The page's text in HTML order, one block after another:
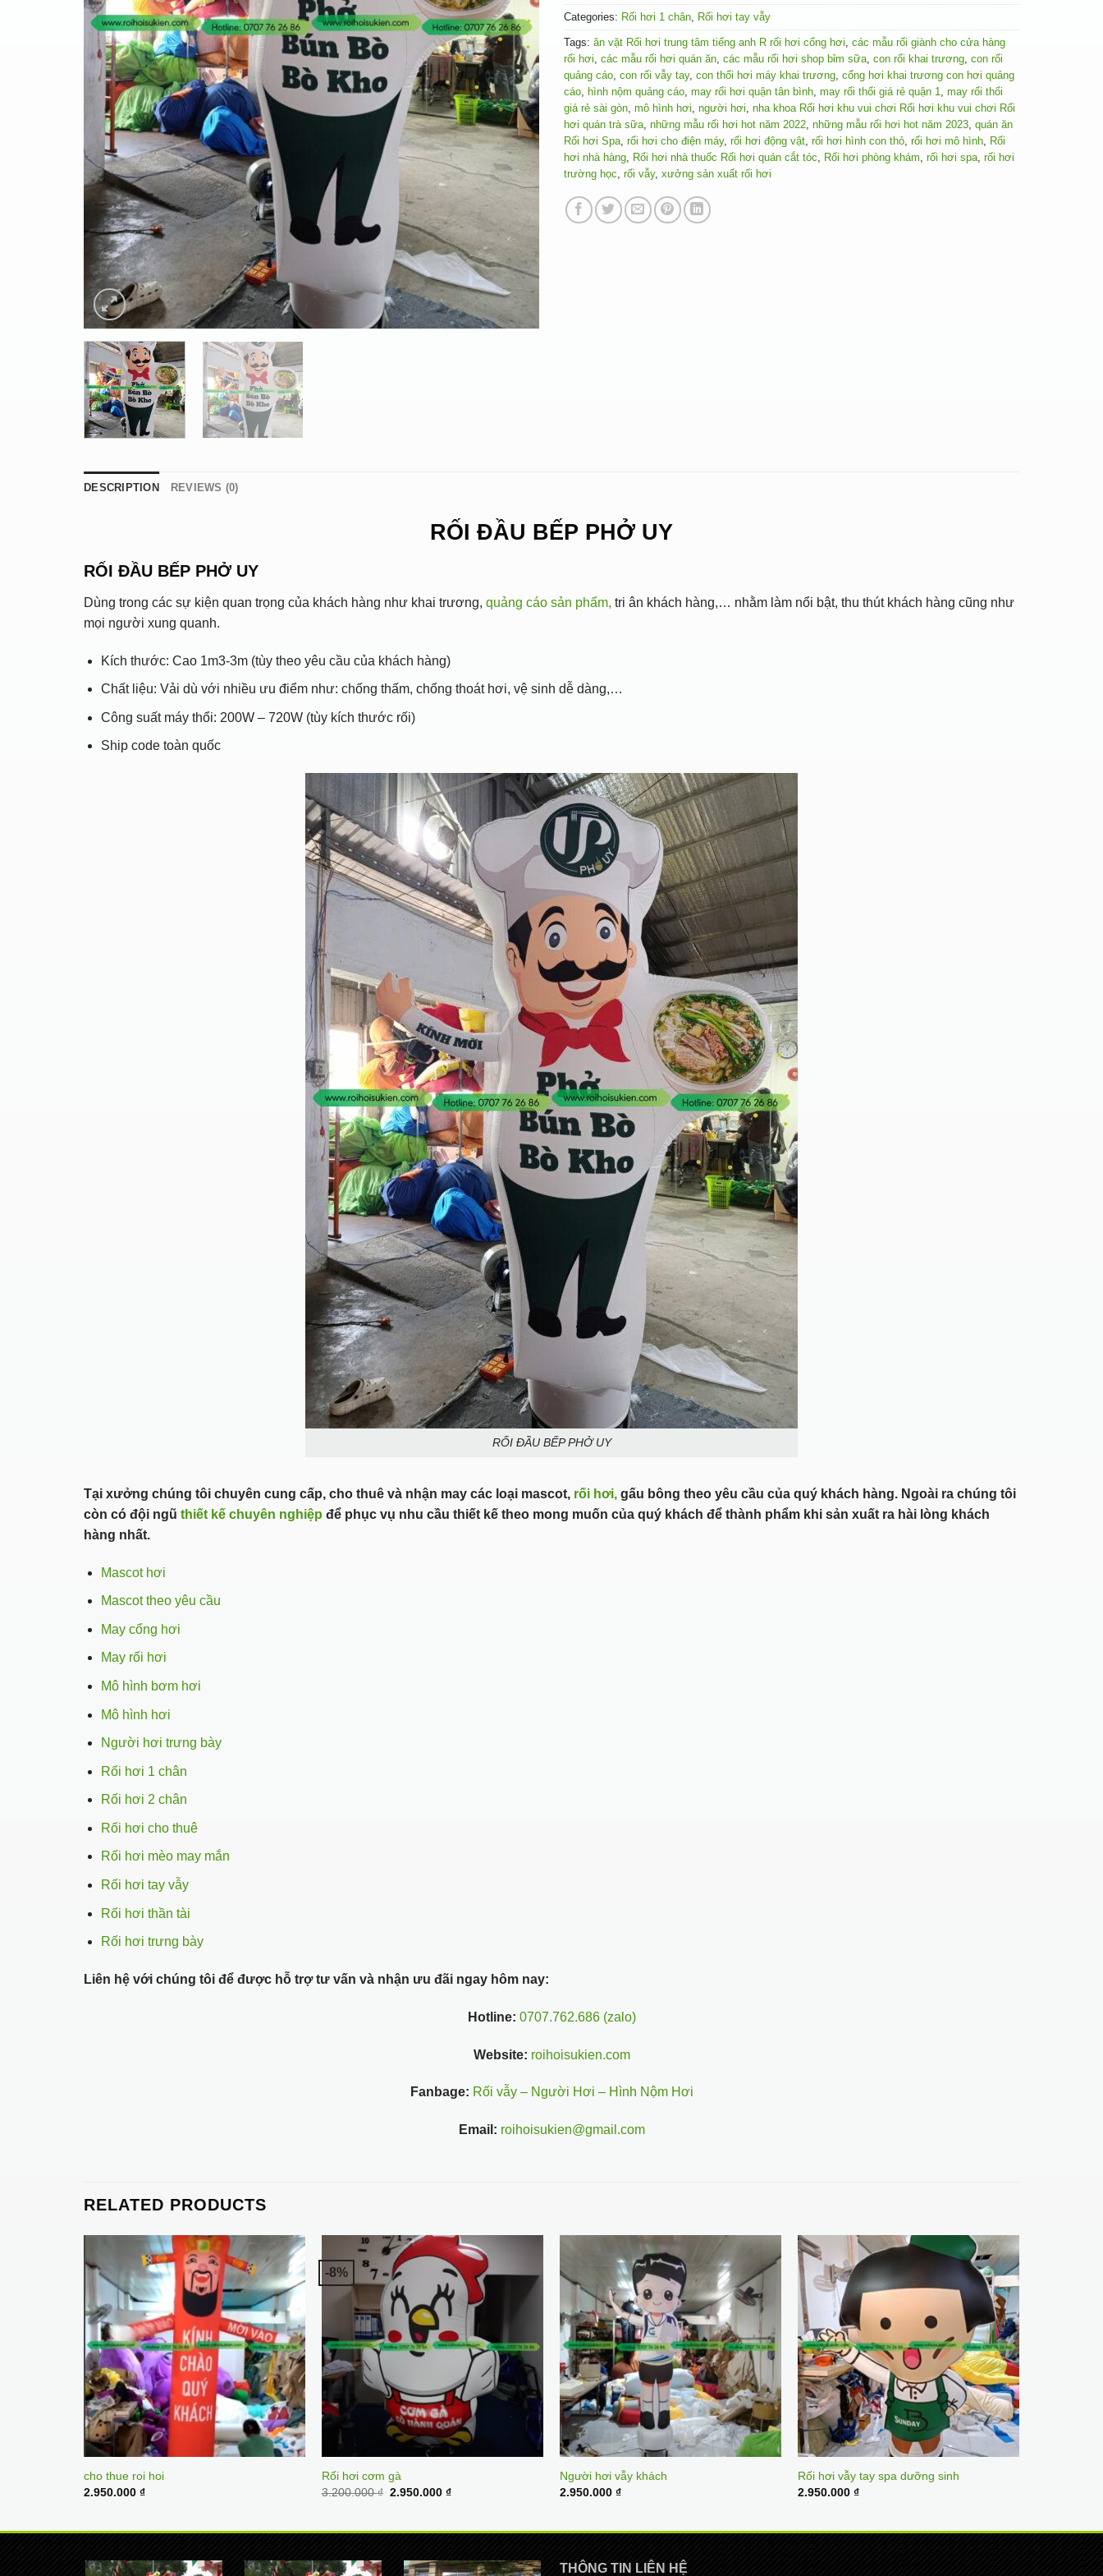
Categories: Rối hơi 1 chân Rối hơi tay vẫy
Tags: ăn vặt Rối hơi trung tâm tiếng anh R rối hơi cổng hơi các mẫu rối giành cho cửa hàng
rối hơi các mẫu rối hơi quán ăn các mẫu rối hơi shop bỉm sữa con rối khai trương con rối
quảng cáo con rối vẫy tay, con thổi hơi máy khai trương cổng hơi khai trương con hơi quảng
cáo hình nộm quảng cáo may rối hơi quận tân bình may rối thổi giá rẻ quận 1
may rối thổi
giá rẻ sài gòn mô hình hơi người hơi nha khoa Rối hơi khu vui chơi Rối hơi khu vui chơi Rối
hơi quán trà sữa những mẫu rối hơi hot năm 2022 những mẫu rối hơi hot năm 2023 quán ăn
Rối hơi Spa rối hơi cho điện máy, rối hơi động vật rối hơi hình con thỏ rối hơi mô hình Rối
hơi nhà hàng Rối hơi nhà thuốc Rối hơi quán cắt tóc Rối hơi phòng khám rối hơi spa rối hơi
trường học rối vẫy, xưởng sản xuất rối hơi
DESCRIPTION REVIEWS (0)
RỐI ĐẦU BẾP PHỞ UY
RỐI ĐẦU BẾP PHỞ UY
Dùng trong các sự kiện quan trọng của khách hàng như khai trương, quảng cáo sản phẩm, tri ân khách hàng,… nhằm làm nổi bật, thu thút khách hàng cũng như
mọi người xung quanh.
Kích thước: Cao 1m3-3m (tùy theo yêu cầu của khách hàng)
Chất liệu: Vải dù với nhiều ưu điểm như: chống thấm, chống thoát hơi, vệ sinh dễ dàng,…
Công suất máy thổi: 200W – 720W (tùy kích thước rối)
Ship code toàn quốc
RỐI ĐẦU BẾP PHỞ UY
Tại xưởng chúng tôi chuyên cung cấp, cho thuê và nhận may các loại mascot, rối hơi, gấu bông theo yêu cầu của quý khách hàng. Ngoài ra chúng tôi
còn có đội ngũ thiết kế chuyên nghiệp để phục vụ nhu cầu thiết kế theo mong muốn của quý khách để thành phẩm khi sản xuất ra hài lòng khách
hàng nhất.
Mascot hơi
Mascot theo yêu cầu
May cổng hơi
May rối hơi
Mô hình bơm hơi
Mô hình hơi
Người hơi trưng bày
Rối hơi 1 chân
Rối hơi 2 chân
Rối hơi cho thuê
Rối hơi mèo may mắn
Rối hơi tay vẫy
Rối hơi thần tài
Rối hơi trưng bày
Liên hệ với chúng tôi để được hỗ trợ tư vấn và nhận ưu đãi ngay hôm nay:
Hotline: 0707.762.686 (zalo)
Website: roihoisukien.com
Fanbage: Rối vẫy – Người Hơi – Hình Nộm Hơi
Email: roihoisukien@gmail.com
RELATED PRODUCTS
cho thue roi hoi
2.950.000 ₫
-8%
Rối hơi cơm gà
3.200.000₫ Original
2.950.000₫Current
Người hơi vẫy khách
2.950.000 ₫
Rối hơi vẫy tay spa dưỡng sinh
2.950.000 ₫
THÔNG TIN LIÊN HỆ